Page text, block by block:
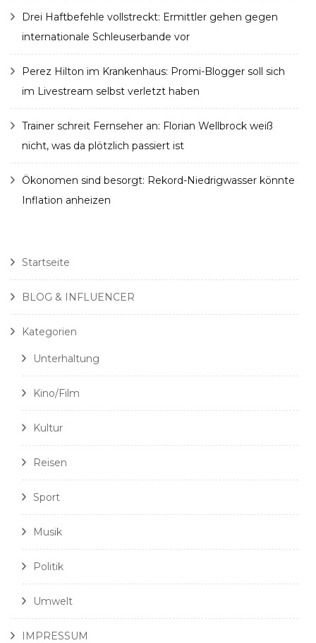
Drei Haftbefehle vollstreckt: Ermittler gehen gegen
internationale Schleuserbande vor
Perez Hilton im Krankenhaus: Promi-Blogger soll sich
im Livestream selbst verletzt haben
Trainer schreit Fernseher an: Florian Wellbrock weiß
nicht, was da plötzlich passiert ist
Ökonomen sind besorgt: Rekord-Niedrigwasser könnte
Inflation anheizen
Startseite
BLOG & INFLUENCER
Kategorien
Unterhaltung
Kino/Film
Kultur
Reisen
Sport
Musik
Politik
Umwelt
IMPRESSUM